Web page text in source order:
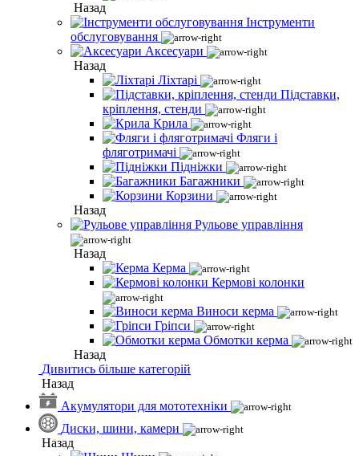
Назад
Інструменти
обслуговування
Аксесуари
Назад
Ліхтарі
Підставки,
кріплення, стенди
Крила
Фляги і
фляготримачі
Підніжки
Багажники
Корзини
Назад
Рульове управління
Назад
Керма
Кермові колонки
Виноси керма
Гріпси
Обмотки керма
Назад
Дивитись більше категорій
Назад
Акумулятори для мототехніки
Диски, шини, камери
Назад